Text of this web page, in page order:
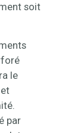
soit
le
par